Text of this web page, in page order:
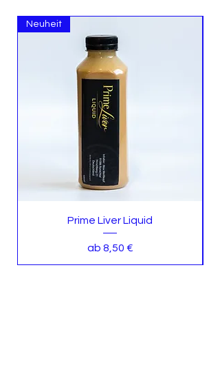
Neuheit
Prime Liver Liquid
ab 8,50 €
Sale-Preis